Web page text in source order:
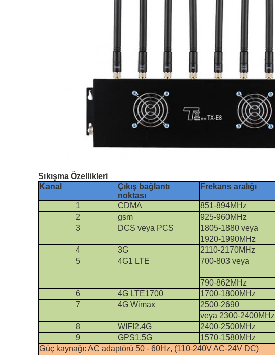
Sıkışma Özellikleri
Kanal
Çıkış bağlantı
noktası
Frekans aralığı
1 CDMA 851-894MHz
2
gsm 925-960MHz
3
DCS veya PCS 1805-1880 veya
1920-1990MHz
4
3G 2110-2170MHz
5
4G1 LTE 700-803 veya
790-862MHz
6
4G LTE1700 1700-1800MHz
7
4G Wimax 2500-2690
veya 2300-2400MHz
8
WIFI2.4G 2400-2500MHz
9
GPS1.5G 1570-1580MHz
Güç kaynağı: AC adaptörü 50 - 60Hz, (110-240V AC-24V DC)